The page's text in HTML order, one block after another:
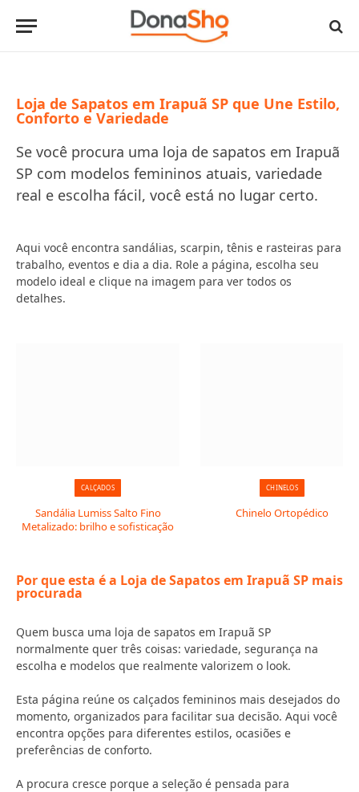
Loja de Sapatos em Irapuã SP que Une Estilo,
Conforto e Variedade
Se você procura uma loja de sapatos em Irapuã
SP com modelos femininos atuais, variedade
real e escolha fácil, você está no lugar certo.
Aqui você encontra sandálias, scarpin, tênis e rasteiras para
trabalho, eventos e dia a dia. Role a página, escolha seu
modelo ideal e clique na imagem para ver todos os
detalhes.
CALÇADOS
Sandália Lumiss Salto Fino
Metalizado: brilho e sofisticação
CHINELOS
Chinelo Ortopédico
Por que esta é a Loja de Sapatos em Irapuã SP mais
procurada
Quem busca uma loja de sapatos em Irapuã SP
normalmente quer três coisas: variedade, segurança na
escolha e modelos que realmente valorizem o look.
Esta página reúne os calçados femininos mais desejados do
momento, organizados para facilitar sua decisão. Aqui você
encontra opções para diferentes estilos, ocasiões e
preferências de conforto.
A procura cresce porque a seleção é pensada para